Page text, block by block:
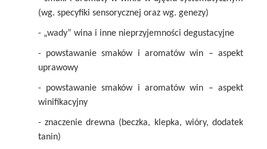
(wg. specyfiki sensorycznej oraz wg. genezy)
- „wady” wina i inne nieprzyjemności degustacyjne
- powstawanie smaków i aromatów win – aspekt
uprawowy
- powstawanie smaków i aromatów win – aspekt
winifikacyjny
- znaczenie drewna (beczka, klepka, wióry, dodatek
tanin)